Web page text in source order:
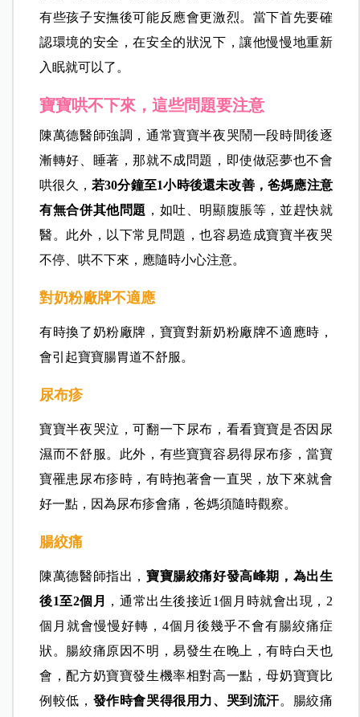
有些孩子安撫後可能反應會更激烈。當下首先要確
認環境的安全，在安全的狀況下，讓他慢慢地重新
入眠就可以了。
寶寶哄不下來，這些問題要注意
陳萬德醫師強調，通常寶寶半夜哭鬧一段時間後逐
漸轉好、睡著，那就不成問題，即使做惡夢也不會
哄很久，若30分鐘至1小時後還未改善，爸媽應注意
有無合併其他問題 ，如吐、明顯腹脹等，並趕快就
醫。此外，以下常見問題，也容易造成寶寶半夜哭
不停、哄不下來，應隨時小心注意。
對奶粉廠牌不適應
有時換了奶粉廠牌，寶寶對新奶粉廠牌不適應時，
會引起寶寶腸胃道不舒服。
尿布疹
寶寶半夜哭泣，可翻一下尿布，看看寶寶是否因尿
濕而不舒服。此外，有些寶寶容易得尿布疹，當寶
寶罹患尿布疹時，有時抱著會一直哭，放下來就會
好一點，因為尿布疹會痛，爸媽須隨時觀察。
腸絞痛
陳萬德醫師指出， 寶寶腸絞痛好發高峰期，為出生
後1至2個月
，通常出生後接近1個月時就會出現，2
個月就會慢慢好轉，4個月後幾乎不會有腸絞痛症
狀。腸絞痛原因不明，易發生在晚上，有時白天也
會，配方奶寶寶發生機率相對高一點，母奶寶寶比
例較低， 發作時會哭得很用力、哭到流汗。腸絞痛